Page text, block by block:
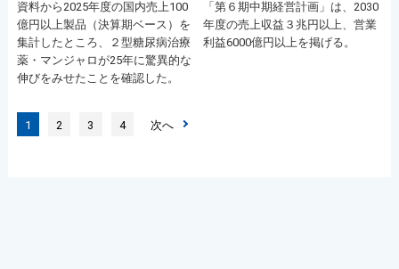
資料から2025年度の国内売上100
億円以上製品（決算期ベース）を
集計したところ、２型糖尿病治療
薬・マンジャロが25年に驚異的な
伸びをみせたことを確認した。
「第６期中期経営計画」は、2030
年度の売上収益３兆円以上、営業
利益6000億円以上を掲げる。
1 2 3 4 次へ